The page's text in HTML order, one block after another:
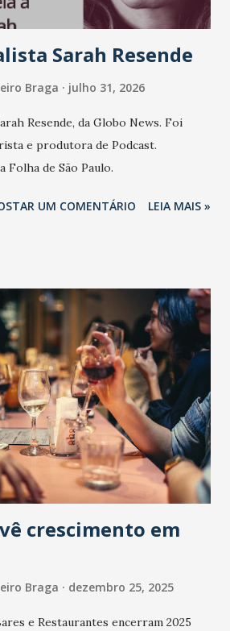
Sarah Resende
Braga julho 31, 2026
Resende, da Globo News. Foi
e produtora de Podcast.
Folha de São Paulo.
UM COMENTÁRIO LEIA MAIS »
crescimento em
Braga dezembro 25, 2025
e Restaurantes encerram 2025